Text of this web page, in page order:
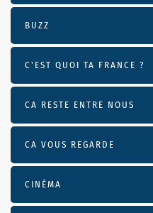
BUZZ
C'EST QUOI TA FRANCE ?
CA RESTE ENTRE NOUS
CA VOUS REGARDE
CINÉMA